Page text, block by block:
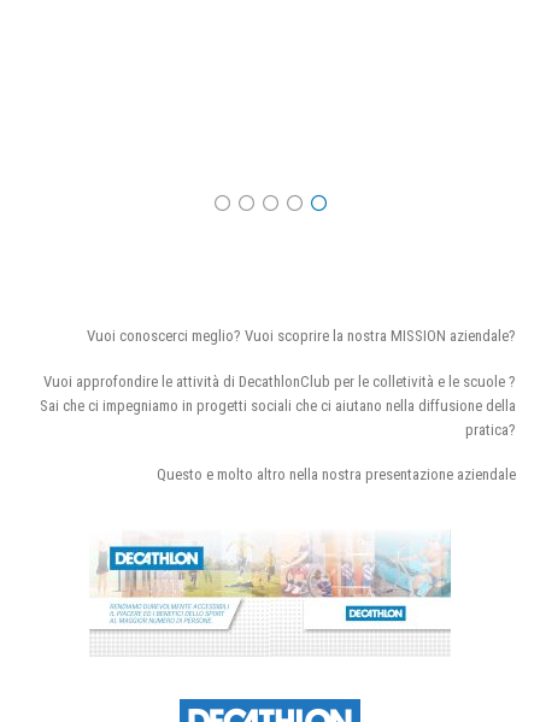
Vuoi conoscerci meglio? Vuoi scoprire la nostra MISSION aziendale?
Vuoi approfondire le attività di DecathlonClub per le colletività e le scuole ?
Sai che ci impegniamo in progetti sociali che ci aiutano nella diffusione della
pratica?
Questo e molto altro nella nostra presentazione aziendale